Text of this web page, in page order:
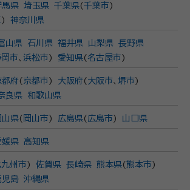
馬県 埼玉県 千葉県(千葉市)
) 神奈川県
山県 石川県 福井県 山梨県 長野県
岡市、 浜松市) 愛知県(名古屋市)
都府(京都市) 大阪府(大阪市、 堺市)
良県 和歌山県
山県( 岡山市) 広島県(広島市) 山口県
媛県 高知県
州市) 佐賀県 長崎県 熊本県(熊本市)
児島 沖縄県